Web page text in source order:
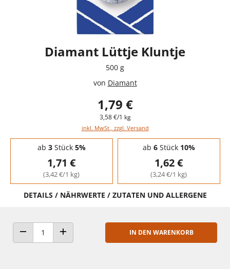
Diamant Lüttje Kluntje
500 g
von Diamant
1,79 €
3,58 €/1 kg
inkl. MwSt., zzgl. Versand
Staffelpreise - Mengenrabatt
ab 3Stück 5%
1,71 €
(3,42 €/1 kg)
ab 6Stück 10%
1,62 €
(3,24 €/1 kg)
DETAILS / NÄHRWERTE / ZUTATEN UND ALLERGENE
ANZAHL VERRINGERNANZAHL ERHÖHEN
IN DEN WARENKORB